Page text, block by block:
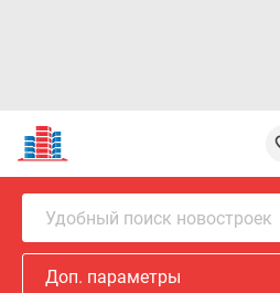
Новостройки
Квартиры
Ипотека
Новостройки
Москвы
Новостройки
Подмосковья
Удобный поиск новостроек
Доп. параметры